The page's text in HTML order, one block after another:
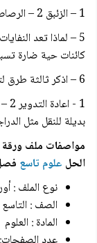
1 – الزئبق 2 – الرصاص 3 – الكادميوم 4 – النيكل
5 – لماذا تعد
كائنات حية ضارة
6 – اذكر ثالثة طرق لتقليل التلوث ؟
بديلة للنقل مثل
مواصفات ملف ورقة
الحل علوم تاسع
نوع الملف :
الصف : التاسع
المادة : العلوم